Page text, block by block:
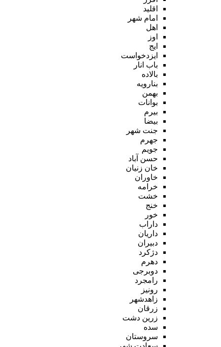
اقلید
امام شهر
اهل
اوز
ایج
ایزدخواست
باب انار
بالاده
بنارویه
بهمن
بوانات
بیرم
بیضا
جنت شهر
جهرم
جویم
حسن آباد
خان زنیان
خاوران
خرامه
خشت
خنج
خور
داراب
داریان
دبیران
دژکرد
دهرم
دوبرجی
رامجرد
رونیز
زاهدشهر
زرقان
زرین دشت
سده
سروستان